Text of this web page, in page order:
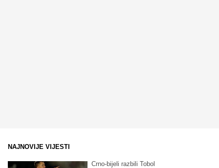
NAJNOVIJE VIJESTI
Crno-bijeli razbili Tobol